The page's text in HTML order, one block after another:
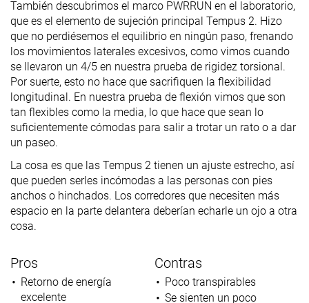
También descubrimos el marco PWRRUN en el laboratorio,
que es el elemento de sujeción principal Tempus 2. Hizo
que no perdiésemos el equilibrio en ningún paso, frenando
los movimientos laterales excesivos, como vimos cuando
se llevaron un 4/5 en nuestra prueba de rigidez torsional.
Por suerte, esto no hace que sacrifiquen la flexibilidad
longitudinal. En nuestra prueba de flexión vimos que son
tan flexibles como la media, lo que hace que sean lo
suficientemente cómodas para salir a trotar un rato o a dar
un paseo.
La cosa es que las Tempus 2 tienen un ajuste estrecho, así
que pueden serles incómodas a las personas con pies
anchos o hinchados. Los corredores que necesiten más
espacio en la parte delantera deberían echarle un ojo a otra
cosa.
Pros
Retorno de energía
excelente
Contras
Poco transpirables
Se sienten un poco